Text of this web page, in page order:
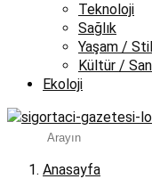
Teknoloji
Sağlık
Yaşam / Stil
Kültür /
Ekoloji
Anasayfa